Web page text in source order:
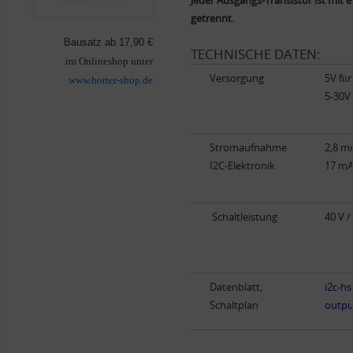
Bausatz ab 17,90 €
im Onlineshop unter
www.horter-shop.de
getrennt.
TECHNISCHE DATEN:
Versorgung
5V
5-
Stromaufnahme
I2C-Elektronik
2,8
17
Schaltleistung 40 V /
Datenblatt,
Schaltplan
i2c-